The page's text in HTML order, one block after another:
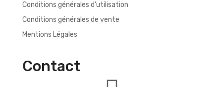
Conditions générales d’utilisation
Conditions générales de vente
Mentions Légales
Contact